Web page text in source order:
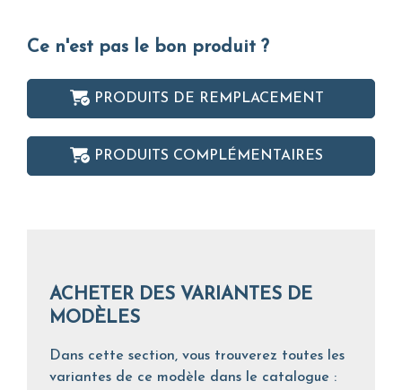
Ce n'est pas le bon produit ?
PRODUITS DE REMPLACEMENT
PRODUITS COMPLÉMENTAIRES
ACHETER DES VARIANTES DE
MODÈLES
Dans cette section, vous trouverez toutes les
variantes de ce modèle dans le catalogue :